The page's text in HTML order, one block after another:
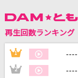
再生回数ランキング
1 ----
2 ----